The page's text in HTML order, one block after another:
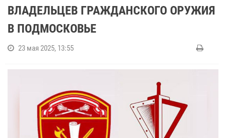
ВЛАДЕЛЬЦЕВ ГРАЖДАНСКОГО ОРУЖИЯ
В ПОДМОСКОВЬЕ
23 мая 2025, 13:55